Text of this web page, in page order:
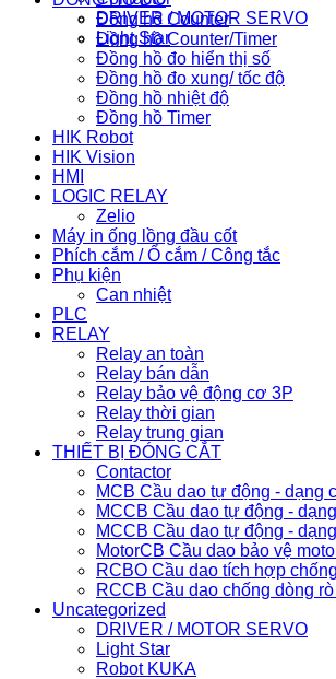
DRIVER / MOTOR SERVO
Light Star
Đồng hồ Counter
Đồng hồ Counter/Timer
Đồng hồ đo hiển thị số
Đồng hồ đo xung/ tốc độ
Đồng hồ nhiệt độ
Đồng hồ Timer
HIK Robot
HIK Vision
HMI
LOGIC RELAY
Zelio
Máy in ống lồng đầu cốt
Phích cắm / Ổ cắm / Công tắc
Phụ kiện
Can nhiệt
PLC
RELAY
Relay an toàn
Relay bán dẫn
Relay bảo vệ động cơ 3P
Relay thời gian
Relay trung gian
THIẾT BỊ ĐÓNG CẮT
Contactor
MCB Cầu dao tự động - dạng
MCCB Cầu dao tự động -
MCCB Cầu dao tự động -
MotorCB Cầu dao bảo vệ
RCBO Cầu dao tích hợp
RCCB Cầu dao chống dòng
Uncategorized
DRIVER / MOTOR SERVO
Light Star
Robot KUKA